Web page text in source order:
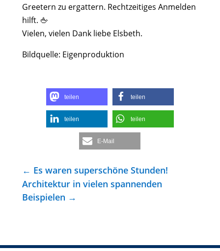
Greetern zu ergattern. Rechtzeitiges Anmelden
hilft. 🖕
Vielen, vielen Dank liebe Elsbeth.
Bildquelle: Eigenproduktion
teilen teilen
teilen teilen
E-Mail
← Es waren superschöne Stunden!
Architektur in vielen spannenden
Beispielen →